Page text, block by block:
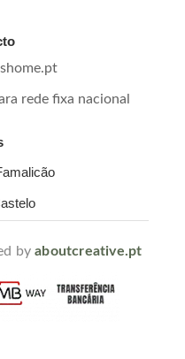
rede fixa nacional
byaboutcreative.pt